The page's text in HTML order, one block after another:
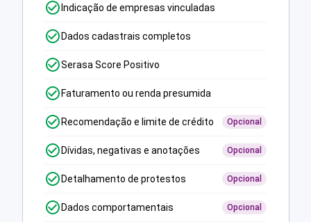
Indicação de empresas vinculadas
Dados cadastrais completos
Serasa Score Positivo
Faturamento ou renda presumida
Recomendação e limite de crédito Opcional
Dívidas, negativas e anotações Opcional
Detalhamento de protestos Opcional
Dados comportamentais Opcional